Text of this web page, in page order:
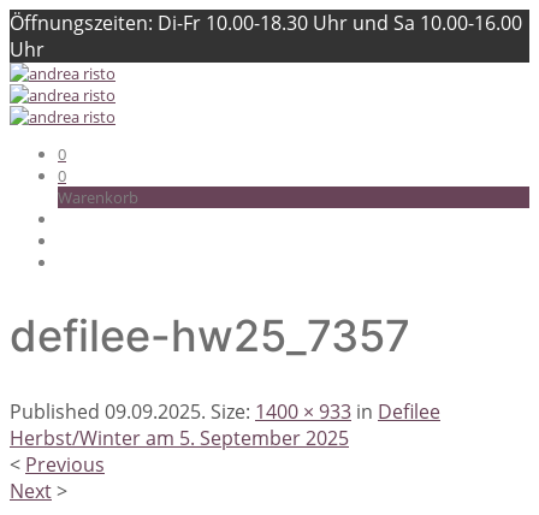
Öffnungszeiten: Di-Fr 10.00-18.30 Uhr und Sa 10.00-16.00
Uhr
0
0
Warenkorb
defilee-hw25_7357
Published 09.09.2025. Size: 1400 × 933 in Defilee
Herbst/Winter am 5. September 2025
< Previous
Next>